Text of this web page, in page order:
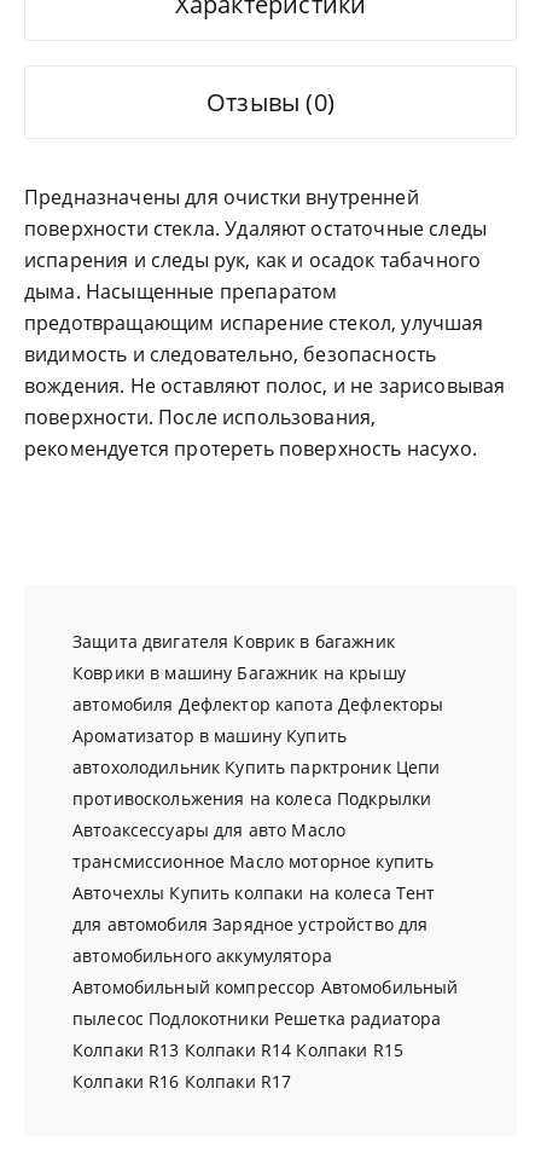
Отзывы (0)
Предназначены для очистки внутренней
поверхности стекла. Удаляют остаточные следы
испарения и следы рук, как и осадок табачного
дыма. Насыщенные препаратом
предотвращающим испарение стекол, улучшая
видимость и следовательно, безопасность
вождения. Не оставляют полос, и не зарисовывая
поверхности. После использования,
рекомендуется протереть поверхность насухо.
Защита двигателя Коврик в багажник
Коврики в машину Багажник на крышу
автомобиля Дефлектор капота Дефлекторы
Ароматизатор в машину Купить
автохолодильник Купить парктроник Цепи
противоскольжения на колеса Подкрылки
Автоаксессуары для авто Масло
трансмиссионное Масло моторное купить
Авточехлы Купить колпаки на колеса Тент
для автомобиля Зарядное устройство для
автомобильного аккумулятора
Автомобильный компрессор Автомобильный
пылесос Подлокотники Решетка радиатора
Колпаки R13 Колпаки R14 Колпаки R15
Колпаки R16 Колпаки R17